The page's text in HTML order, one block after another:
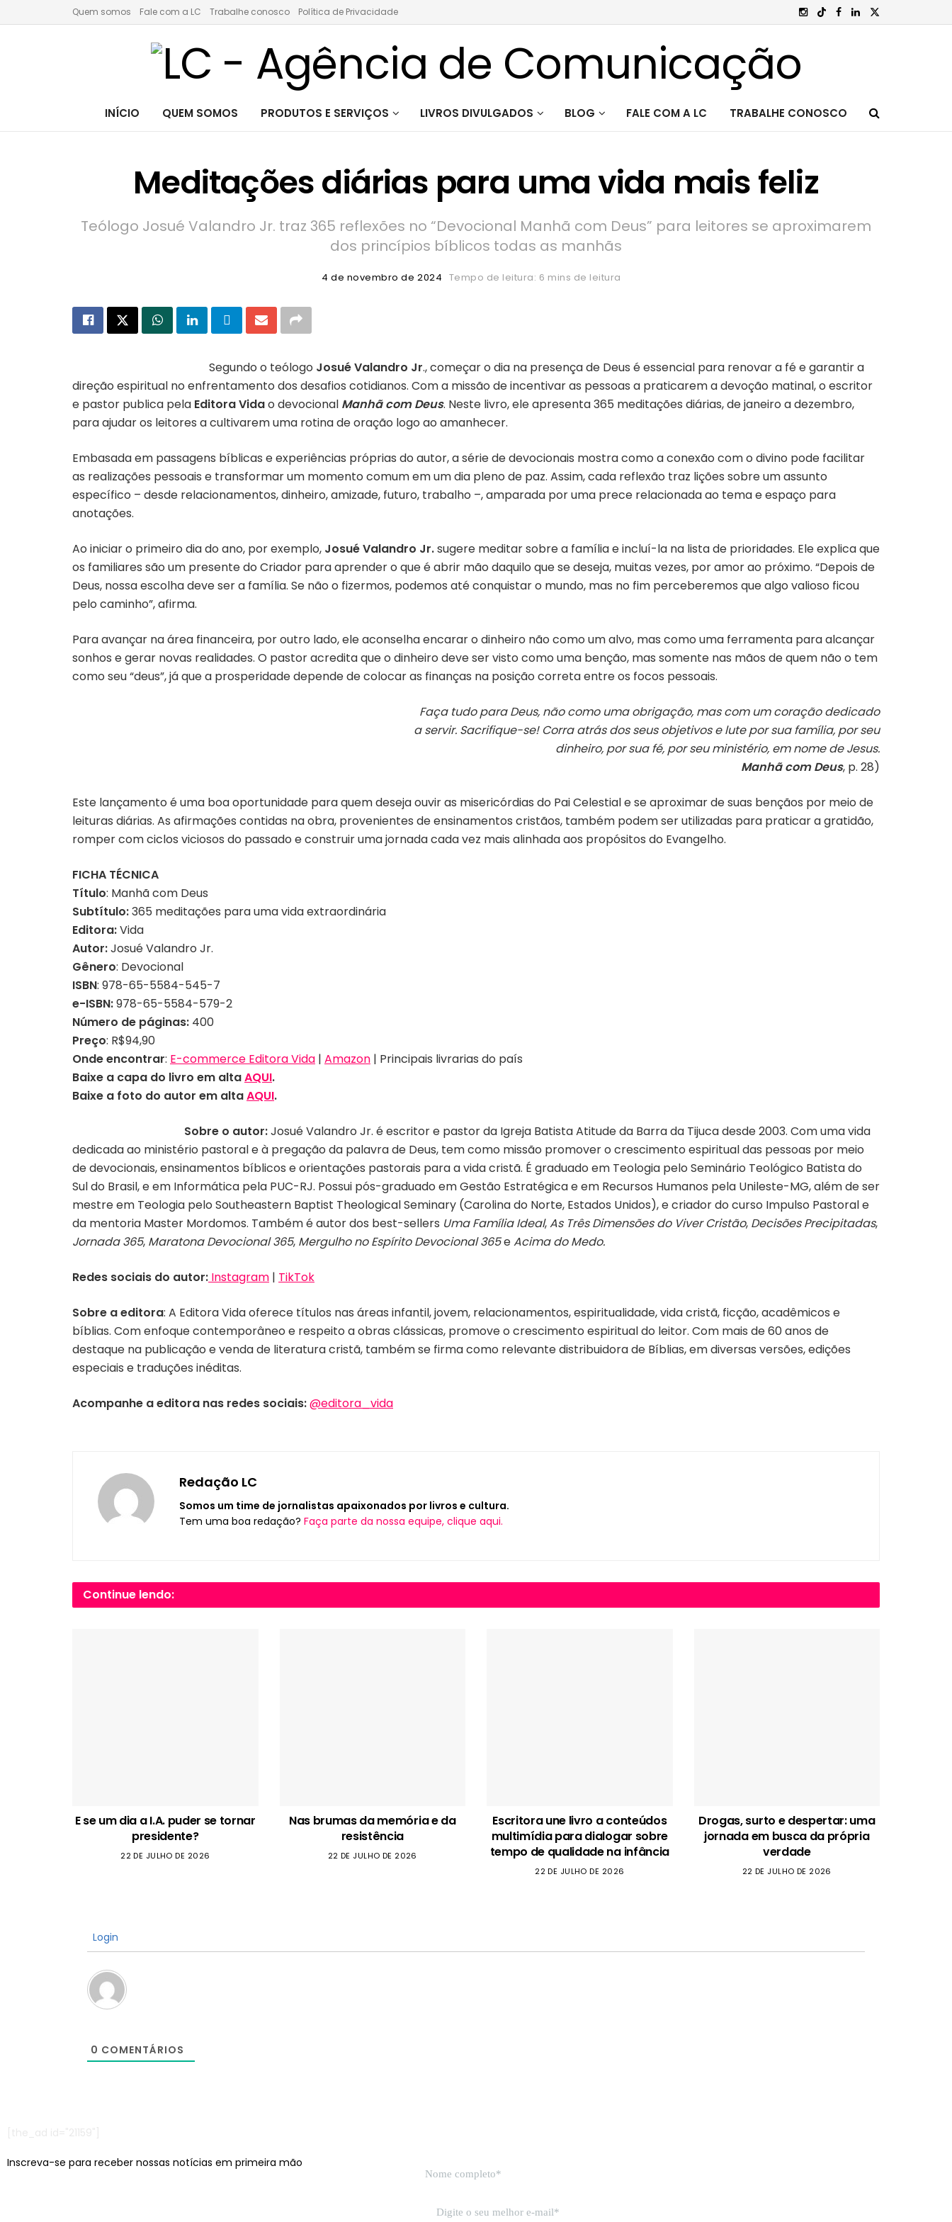
Quem somos Fale com a LC Trabalhe conosco Política de Privacidade
INÍCIO QUEM SOMOS PRODUTOS E SERVIÇOS LIVROS DIVULGADOS BLOG FALE COM A LC TRABALHE CONOSCO
Meditações diárias para uma vida mais feliz
Teólogo Josué Valandro Jr. traz 365 reflexões no “Devocional Manhã com Deus” para leitores se aproximarem
dos princípios bíblicos todas as manhãs
4 de novembro de 2024 Tempo de leitura: 6 mins de leitura
Segundo o teólogo Josué Valandro Jr., começar o dia na presença de Deus é essencial para renovar a fé e garantir a
direção espiritual no enfrentamento dos desafios cotidianos. Com a missão de incentivar as pessoas a praticarem a devoção matinal, o escritor
e pastor publica pela Editora Vidao devocional Manhã com Deus. Neste livro, ele apresenta 365 meditações diárias, de janeiro a dezembro,
para ajudar os leitores a cultivarem uma rotina de oração logo ao amanhecer.
Embasada em passagens bíblicas e experiências próprias do autor, a série de devocionais mostra como a conexão com o divino pode facilitar
as realizações pessoais e transformar um momento comum em um dia pleno de paz. Assim, cada reflexão traz lições sobre um assunto
específico – desde relacionamentos, dinheiro, amizade, futuro, trabalho –, amparada por uma prece relacionada ao tema e espaço para
anotações.
Ao iniciar o primeiro dia do ano, por exemplo, JosuéValandro Jr.sugere meditar sobre a família e incluí-la na lista de prioridades. Ele explica que
os familiares são um presente do Criador para aprender o que é abrir mão daquilo que se deseja, muitas vezes, por amor ao próximo. “Depois de
Deus, nossa escolha deve ser a família. Se não o fizermos, podemos até conquistar o mundo, mas no fim perceberemos que algo valioso ficou
pelo caminho”, afirma.
Para avançar na área financeira, por outro lado, ele aconselha encarar o dinheiro não como um alvo, mas como uma ferramenta para alcançar
sonhos e gerar novas realidades. O pastor acredita que o dinheiro deve ser visto como uma benção, mas somente nas mãos de quem não o tem
como seu “deus”, já que a prosperidade depende de colocar as finanças na posição correta entre os focos pessoais.
Faça tudo para Deus, não como uma obrigação, mas com um coração dedicado
a servir. Sacrifique-se! Corra atrás dos seus objetivos e lute por sua família, por seu
dinheiro, por sua fé, por seu ministério, em nome de Jesus.
Manhã com Deus, p. 28)
Este lançamento é uma boa oportunidade para quem deseja ouvir as misericórdias do Pai Celestial e se aproximar de suas bençãos por meio de
leituras diárias. As afirmações contidas na obra, provenientes de ensinamentos cristãos, também podem ser utilizadas para praticar a gratidão,
romper com ciclos viciosos do passado e construir uma jornada cada vez mais alinhada aos propósitos do Evangelho.
FICHA TÉCNICA
Título: Manhã com Deus
Subtítulo:365 meditações para uma vida extraordinária
Editora:Vida
Autor:Josué Valandro Jr.
Gênero: Devocional
ISBN: 978-65-5584-545-7
e-ISBN:978-65-5584-579-2
Número de páginas: 400
Preço: R$94,90
Onde encontrar: E-commerce Editora Vida | Amazon | Principais livrarias do país
Baixe a capa do livro em altaAQUI.
Baixe a foto do autor em altaAQUI.
Sobre o autor:Josué Valandro Jr. é escritor e pastor da Igreja Batista Atitude da Barra da Tijuca desde 2003. Com uma vida
dedicada ao ministério pastoral e à pregação da palavra de Deus, tem como missão promover o crescimento espiritual das pessoas por meio
de devocionais, ensinamentos bíblicos e orientações pastorais para a vida cristã. É graduado em Teologia pelo Seminário Teológico Batista do
Sul do Brasil, e em Informática pela PUC-RJ. Possui pós-graduado em Gestão Estratégica e em Recursos Humanos pela Unileste-MG, além de ser
mestre em Teologia pelo Southeastern Baptist Theological Seminary (Carolina do Norte, Estados Unidos), e criador do curso Impulso Pastoral e
da mentoria Master Mordomos. Também é autor dos best-sellers Uma Família Ideal,As Três Dimensões do Viver Cristão, Decisões Precipitadas,
Jornada 365, Maratona Devocional 365, Mergulho no Espírito Devocional 365eAcima do Medo.
Redes sociais do autor: Instagram | TikTok
Sobre a editora: A Editora Vida oferece títulos nas áreas infantil, jovem, relacionamentos, espiritualidade, vida cristã, ficção, acadêmicos e
bíblias. Com enfoque contemporâneo e respeito a obras clássicas, promove o crescimento espiritual do leitor. Com mais de 60 anos de
destaque na publicação e venda de literatura cristã, também se firma como relevante distribuidora de Bíblias, em diversas versões, edições
especiais e traduções inéditas.
Acompanhe a editora nas redes sociais:@editora_vida
Redação LC
Somos um time de jornalistas apaixonados por livros e cultura.
Tem uma boa redação? Faça parte da nossa equipe, clique aqui.
Continue lendo:
E se um dia a I.A. puder se tornar
presidente?
22 DE JULHO DE 2026
Nas brumas da memória e da
resistência
22 DE JULHO DE 2026
Escritora une livro a conteúdos
multimídia para dialogar sobre
tempo de qualidade na infância
22 DE JULHO DE 2026
Drogas, surto e despertar: uma
jornada em busca da própria
verdade
22 DE JULHO DE 2026
Login
0 COMENTÁRIOS
Inscreva-se para receber nossas notícias em primeira mão